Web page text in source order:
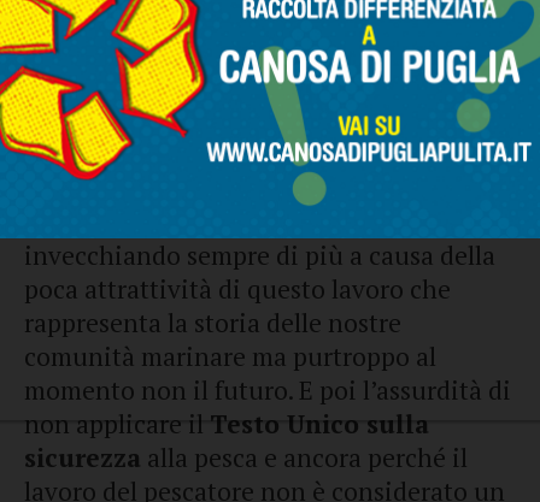
“Perché non si dota anche questo settore
di un ammortizzatore sociale strutturato,
che riconosca ai lavoratori della pesca
un’adeguata indennità giornaliera giusta
e dignitosa? Potrebbe essere un modo
anche per agevolare il ricambio
invecchiando sempre di più a causa della
poca attrattività di questo lavoro che
rappresenta la storia delle nostre
comunità marinare ma purtroppo al
momento non il futuro. E poi l’assurdità di
non applicare il Testo Unico sulla
sicurezza alla pesca e ancora perché il
lavoro del pescatore non è considerato un